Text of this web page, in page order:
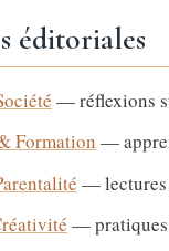
éditoriales
— réflexions
Formation —
— lectures
— pratiques